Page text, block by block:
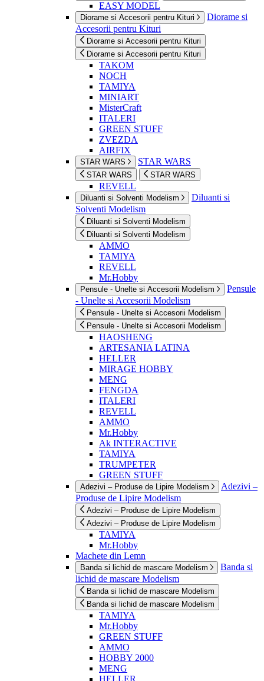
EASY MODEL
Diorame si Accesorii pentru Kituri
Diorame si
Accesorii pentru Kituri
Diorame si Accesorii pentru Kituri
Diorame si Accesorii pentru Kituri
TAKOM
NOCH
TAMIYA
MINIART
MisterCraft
ITALERI
GREEN STUFF
ZVEZDA
AIRFIX
STAR WARS STAR WARS
STAR WARS STAR WARS
REVELL
Diluanti si Solventi Modelism
Diluanti si
Solventi Modelism
Diluanti si Solventi Modelism
Diluanti si Solventi Modelism
AMMO
TAMIYA
REVELL
Mr.Hobby
Pensule - Unelte si Accesorii Modelism
Pensule
- Unelte si Accesorii Modelism
Pensule - Unelte si Accesorii Modelism
Pensule - Unelte si Accesorii Modelism
HAOSHENG
ARTESANIA LATINA
HELLER
MIRAGE HOBBY
MENG
FENGDA
ITALERI
REVELL
AMMO
Mr.Hobby
Ak INTERACTIVE
TAMIYA
TRUMPETER
GREEN STUFF
Adezivi – Produse de Lipire Modelism
Adezivi –
Produse de Lipire Modelism
Adezivi – Produse de Lipire Modelism
Adezivi – Produse de Lipire Modelism
TAMIYA
Mr.Hobby
Machete din Lemn
Banda si lichid de mascare Modelism
Banda si
lichid de mascare Modelism
Banda si lichid de mascare Modelism
Banda si lichid de mascare Modelism
TAMIYA
Mr.Hobby
GREEN STUFF
AMMO
HOBBY 2000
MENG